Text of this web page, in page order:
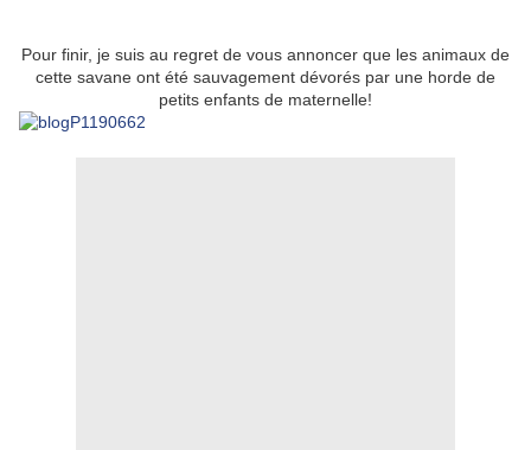
Pour finir, je suis au regret de vous annoncer que les animaux de
cette savane ont été sauvagement dévorés par une horde de
petits enfants de maternelle!